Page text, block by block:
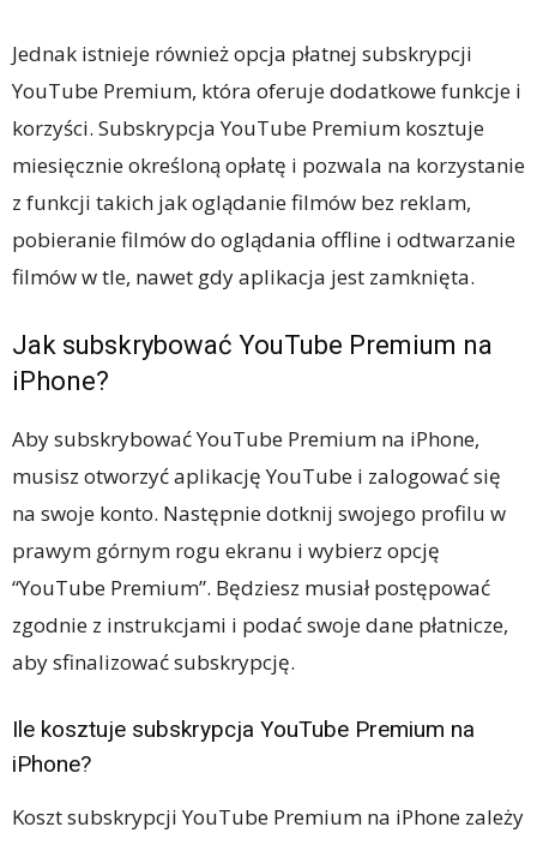
Jednak istnieje również opcja płatnej subskrypcji
YouTube Premium, która oferuje dodatkowe funkcje i
korzyści. Subskrypcja YouTube Premium kosztuje
miesięcznie określoną opłatę i pozwala na korzystanie
z funkcji takich jak oglądanie filmów bez reklam,
pobieranie filmów do oglądania offline i odtwarzanie
filmów w tle, nawet gdy aplikacja jest zamknięta.
Jak subskrybować YouTube Premium na
iPhone?
Aby subskrybować YouTube Premium na iPhone,
musisz otworzyć aplikację YouTube i zalogować się
na swoje konto. Następnie dotknij swojego profilu w
prawym górnym rogu ekranu i wybierz opcję
“YouTube Premium”. Będziesz musiał postępować
zgodnie z instrukcjami i podać swoje dane płatnicze,
aby sfinalizować subskrypcję.
Ile kosztuje subskrypcja YouTube Premium na
iPhone?
Koszt subskrypcji YouTube Premium na iPhone zależy